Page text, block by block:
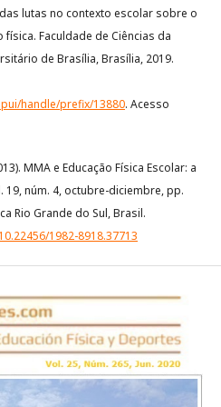
lutas no contexto escolar sobre o
Faculdade de Ciências da
de Brasília, Brasília, 2019.
handle/prefix/13880. Acesso
MMA e Educação Física Escolar: a
19, núm. 4, octubre-diciembre, pp.
Rio Grande do Sul, Brasil.
1982-8918.37713